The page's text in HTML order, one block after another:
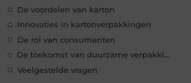
De voordelen van karton
Innovaties in kartonverpakkingen
De rol van consumenten
De toekomst van duurzame verpakkingen
Veelgestelde vragen